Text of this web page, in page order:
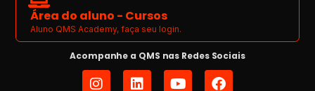
Área do aluno - Cursos
Aluno QMS Academy, faça seu login.
Acompanhe a QMS nas Redes Sociais
I
L
Y
F